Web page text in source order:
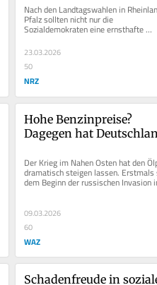
Nach den Landtagswahlen in
Pfalz sollten nicht nur die
Sozialdemokraten eine ernsthafte
üblichen...
23.03.2026
50
NRZ
Hohe Benzinpreise?
Dagegen hat
Der Krieg im Nahen Osten hat den
dramatisch steigen lassen.
dem Beginn der russischen Invasion
Ukraine liegt er deutlich...
09.03.2026
60
WAZ
Schadenfreude in